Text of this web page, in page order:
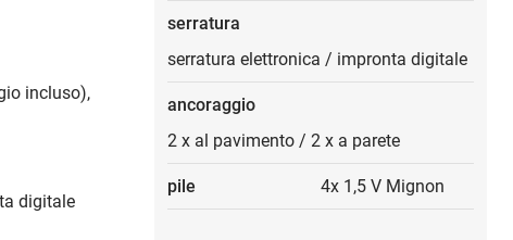
incluso),
digitale
serratura
serratura elettronica / impronta digitale
ancoraggio
2 x al pavimento / 2 x a parete
pile 4x 1,5 V Mignon